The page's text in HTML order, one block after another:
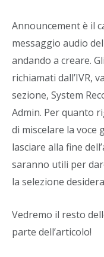
Announcement è il
messaggio audio
andando a creare.
richiamati dall’IVR,
sezione, System
Admin. Per quanto
di miscelare la voce
lasciare alla fine
saranno utili per
la selezione
Vedremo il resto
parte dell’articolo!